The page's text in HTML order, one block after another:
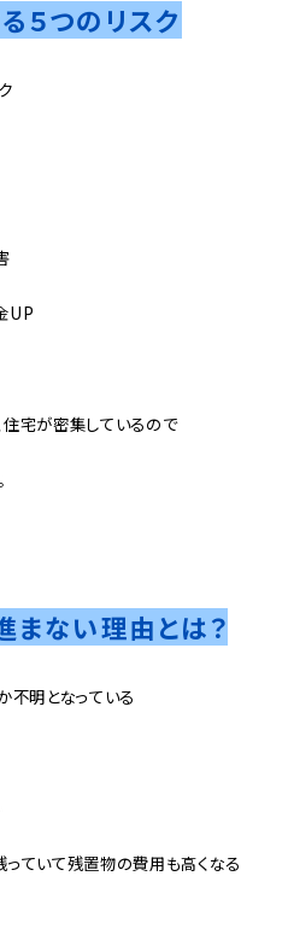
５つのリスク
UP
宅が密集しているので
まない理由とは？
不明となっている
ていて残置物の費用も高くなる